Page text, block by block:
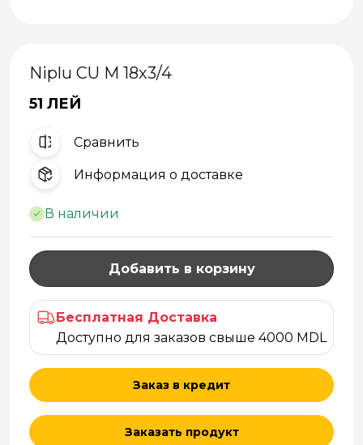
Niplu CU M 18x3/4
51 ЛЕЙ
Cравнить
Информация о доставке
В наличии
Добавить в корзину
Бесплатная Доставка
Доступно для заказов свыше 4000 MDL
Заказ в кредит
Заказать продукт